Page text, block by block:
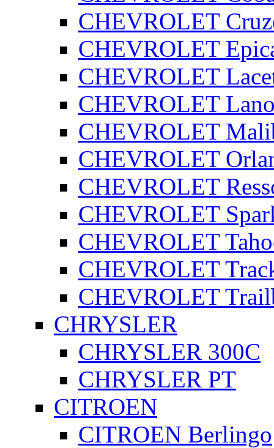
CHEVROLET
CHEVROLET
CHEVROLET
CHEVROLET
CHEVROLET
CHEVROLET
CHEVROLET
CHEVROLET
CHEVROLET
CHEVROLET
CHEVROLET
CHRYSLER
CHRYSLER 300C
CHRYSLER PT
CITROEN
CITROEN Berlingo